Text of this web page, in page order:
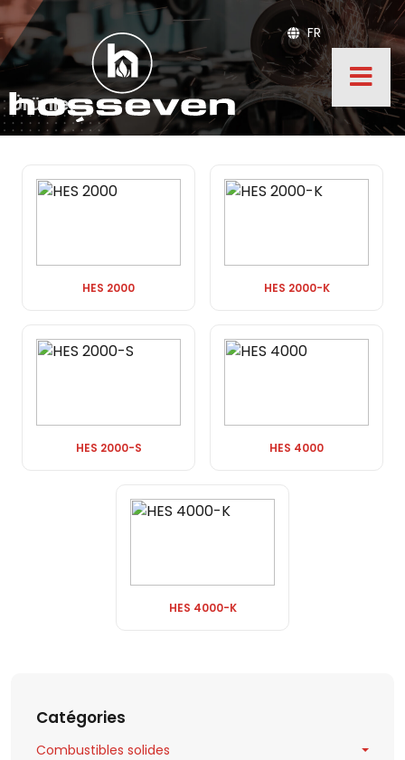
FR
Ürünler
Catégories
Combustibles solides
HES 2000 HES 2000-K
HES 2000-S HES 4000
HES 4000-K